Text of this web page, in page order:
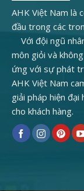
AHK Việt Nam là
đầu trong các
Với đội ngũ
môn giỏi và
ứng với sự phát
AHK Việt Nam
giải pháp hiện đại
cho khách hàng.